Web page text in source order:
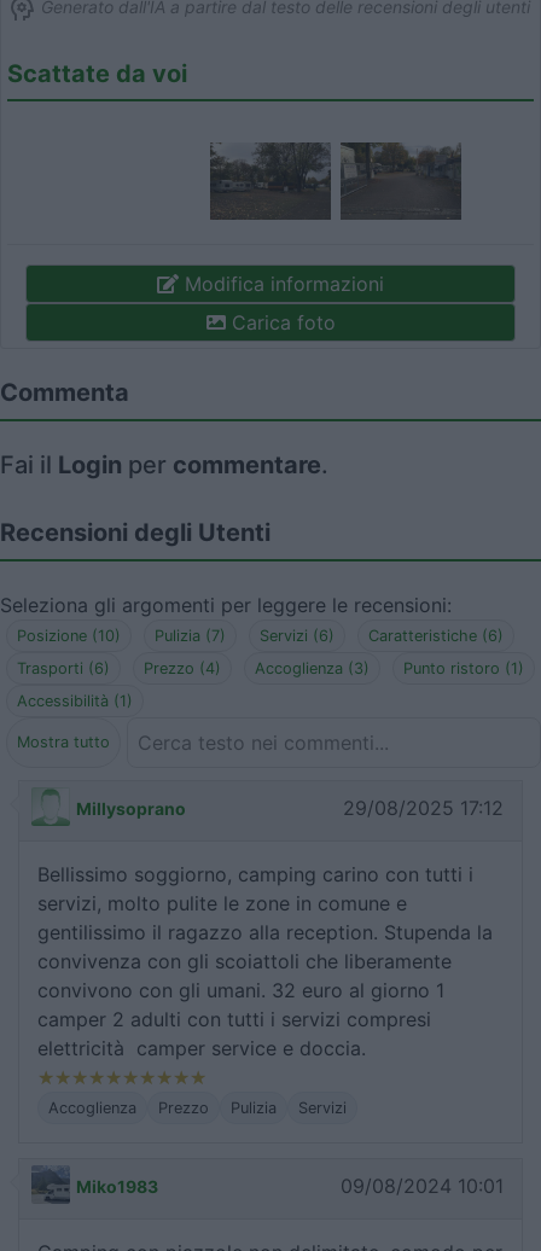
Generato dall'IA a partire dal testo delle recensioni degli utenti
Scattate da voi
Modifica informazioni
Carica foto
Commenta
Fai il Login per commentare.
Recensioni degli Utenti
Seleziona gli argomenti per leggere le recensioni:
Posizione (10) Pulizia (7) Servizi (6)
Caratteristiche (6)
Trasporti (6)
Prezzo (4) Accoglienza (3)
Punto ristoro (1)
Accessibilità (1)
Mostra tutto
Millysoprano 29/08/2025 17:12
Bellissimo soggiorno, camping carino con tutti i
servizi, molto pulite le zone in comune e
gentilissimo il ragazzo alla reception. Stupenda la
convivenza con gli scoiattoli che liberamente
convivono con gli umani. 32 euro al giorno 1
camper 2 adulti con tutti i servizi compresi
elettricità camper service e doccia.
Accoglienza Prezzo Pulizia Servizi
Miko1983 09/08/2024 10:01